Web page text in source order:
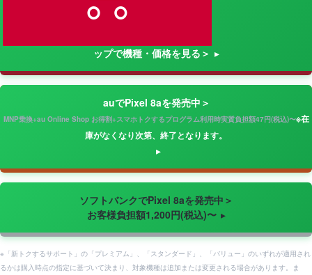
ップで機種・価格を見る＞
auでPixel 8aを発売中＞
MNP乗換+au Online Shop お得割+スマホトクするプログラム利用時実質負担額47円(税込)〜※在
庫がなくなり次第、終了となります。
ソフトバンクでPixel 8aを発売中＞
お客様負担額1,200円(税込)〜
※「新トクするサポート」の「プレミアム」、「スタンダード」、「バリュー」のいずれが適用され
るかは購入時点の指定に基づいて決まり、対象機種は追加または変更される場合があります。ま